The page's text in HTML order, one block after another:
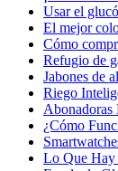
Usar el
El mejor
Cómo
Refugio de
Jabones de
Riego
Abonadoras
¿Cómo
Lo Que Hay